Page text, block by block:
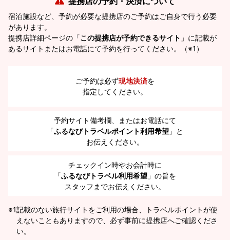
宿泊施設など、予約が必要な提携店のご予約はご自身で行う必要
があります。
提携店詳細ページの「この提携店が予約できるサイト 」に記載が
あるサイトまたはお電話にて予約を行ってください。（※1）
ご予約は必ず現地決済を
指定してください。
予約サイト備考欄、またはお電話にて
「ふるなびトラベルポイント利用希望 」と
お伝えください。
チェックイン時やお会計時に
「ふるなびトラベル利用希望 」の旨を
スタッフまでお伝えください。
※1記載のない旅行サイトをご利用の場合、トラベルポイントが使
えないこともありますので、必ず事前に提携店へご確認くださ
い。